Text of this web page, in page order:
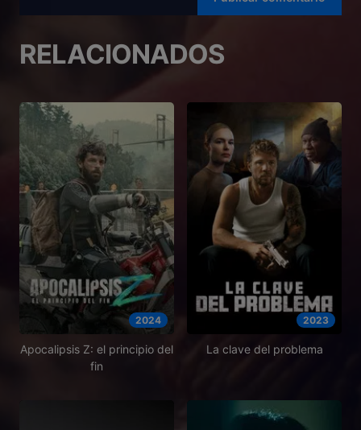
RELACIONADOS
2024
Apocalipsis Z: el principio del
fin
2023
La clave del problema